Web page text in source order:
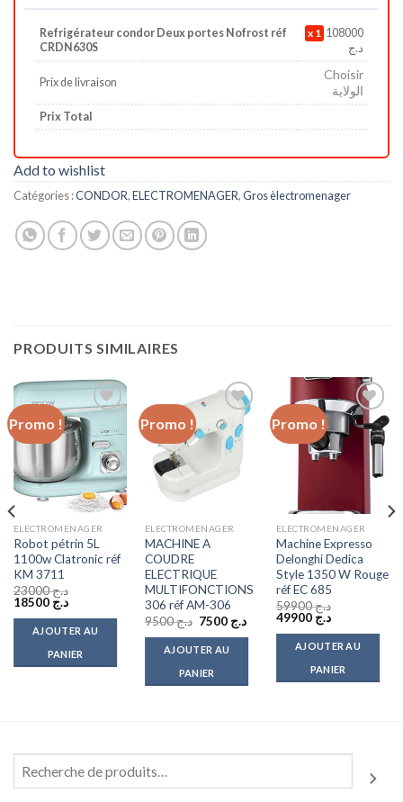
Refrigérateur condor Deux portes Nofrost réf
CRDN630S
1 108000
د.ج
Prix de livraison
Choisir
الولاية
Prix Total
Add to wishlist
Catégories :CONDOR,ELECTROMENAGER,Gros èlectromenager
PRODUITS SIMILAIRES
Promo !
Add to
wishlist
ELECTROMENAGER
Robot pétrin 5L
1100w Clatronic réf
KM 3711
د.ج23000
Le
initial
était :
د.ج 23000.
د.ج 18500
Le
actuel
est :
AJOUTER AU
PANIER
Promo !
Add to
wishlist
ELECTROMENAGER
MACHINE A
COUDRE
ELECTRIQUE
MULTIFONCTIONS
306 réf AM-306
د.ج9500
Le
initial
était :
د.ج 7500
Le
AJOUTER AU
PANIER
Promo !
Add to
wishlist
ELECTROMENAGER
Machine Expresso
Delonghi Dedica
Style 1350 W Rouge
réf EC 685
د.ج59900
Le
initial
était :
د.ج 59900.
د.ج 49900
Le
actuel
est :
AJOUTER AU
PANIER